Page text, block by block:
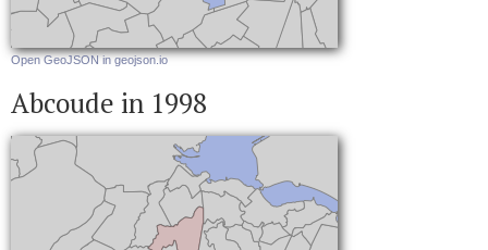
Open GeoJSON in geojson.io
Abcoude in 1998